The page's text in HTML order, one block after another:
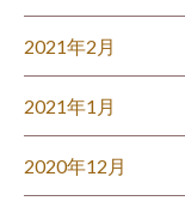
2021年2月
2021年1月
2020年12月